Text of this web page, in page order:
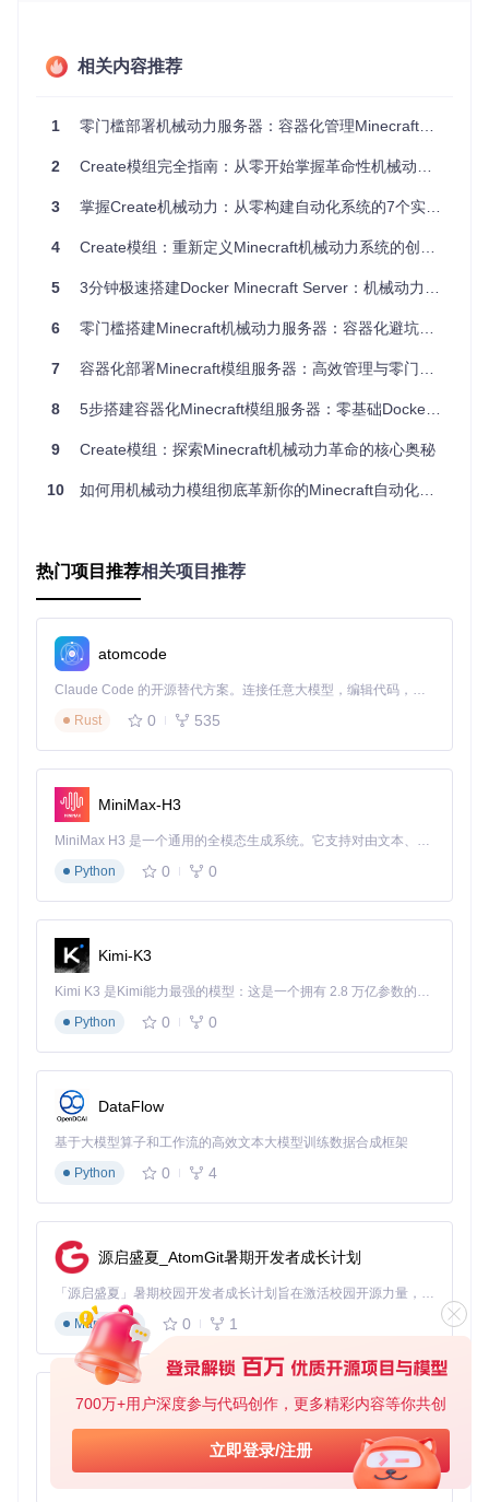
700万+用户深度参与代码创作，更多精彩内容等你共创
立即登录/注册
合。当你看到齿轮转动、传送带运输物品、机械臂精准操作
时，那种成就感是传统红石无法比拟的。
2. 原理探秘：机械动力系统的底层逻辑
2.1 旋转能量：动力的本质
Create的核心是旋转能量（Rotation），它就像现实世界中的
两个关键属性：
转速（RPM）：旋转的速度，决定了机械的运行效率
了系统的稳定性
flowchart LR
    A[动力源] -->|旋转能量| B[传动轴]
    C -->|增速| D[高速低扭矩]
2.2 应力系统：机械的平衡法则
提供应力容量。当系统应力超过容量时，整个机械网络将停止
工作。
public
class StressSystem
// 总应力 = 所有工作机械的应力之和
public
float calculateTotalStress
return
components.stream()
            .mapToFloat(Component::getStressImpact)
            .sum();
    }
// 系统是否过载
return
totalStress > capacity;
    }
常见动力源的应力参数：
动力源
速
量
适用场景
手动曲
柄
风力轴
承
蒸汽引
32 RPM
1024 S
2.3 机械网络：连接的艺术
机械网络是由传动轴、齿轮和机械组件相互连接形成的系统。
在Create中，
路径。
graph TD
    subgraph 机械网络示例
        A[动力源] -->|传动轴| B[齿轮箱]
        B --> C[机械臂]
        B --> D[传送带]
        D --> E[分拣器]
        E --> F[储物箱]
相关内容推荐
1 零门槛部署机械动力服务器：容器化管理Minecraft模组的完整解决方案
2 Create模组完全指南：从零开始掌握革命性机械动力系统
3 掌握Create机械动力：从零构建自动化系统的7个实战技巧
4 Create模组：重新定义Minecraft机械动力系统的创新工具集
5 3分钟极速搭建Docker Minecraft Server：机械动力模组从0到1部署指南
6 零门槛搭建Minecraft机械动力服务器：容器化避坑指南（适合小白的容器化方案）
7 容器化部署Minecraft模组服务器：高效管理与零门槛实践指南
8 5步搭建容器化Minecraft模组服务器：零基础Docker部署指南
9 Create模组：探索Minecraft机械动力革命的核心奥秘
10 如何用机械动力模组彻底革新你的Minecraft自动化系统
热门项目推荐相关项目推荐
atomcode
Claude Code 的开源替代方案。连接任意大模型，编辑代码，运行命令，自动验证 — 全自动执行。用 Rust 构建，极致性能。 ｜ An open-source alternative to Claude Code. Connect any LLM, edit code, run commands, and verify changes — autonomously. Built in Rust for speed. Get Started
Rust
0 535
MiniMax-H3
MiniMax H3 是一个通用的全模态生成系统。它支持对由文本、图像、视频和音频组成的多模态上下文进行统一理解，并能生成分辨率高达 2K、时长可达 15 秒的带原生立体声音频的视频。得益于面向任务泛化的系统设计，H3 在预训练阶段就已具备广泛的多模态上下文理解与生成能力，能够出色地执行复杂的多模态指令。
Python
0 0
Kimi-K3
Kimi K3 是Kimi能力最强的模型：这是一个拥有 2.8 万亿参数的混合专家（MoE）模型，具备原生视觉理解能力，并支持 100 万 token 的上下文窗口。
Python
0 0
DataFlow
基于大模型算子和工作流的高效文本大模型训练数据合成框架
Python
0 4
源启盛夏_AtomGit暑期开发者成长计划
「源启盛夏」暑期校园开发者成长计划旨在激活校园开源力量，通过积分激励、认证扶持、资源倾斜等形式，引导高校组织和开发者完成「入驻 — 建项目 — 做贡献 — 获认证 — 得资源」的完整闭环。无论你是想带领社团入驻平台的组织者，还是希望用代码贡献证明自己的开发者，都能在这里找到属于你的成长路径。
Markdown
0 1
py-xiaozhi
基于Python的Xiaozhi AI，适用于想要完整Xiaozhi体验而无需拥有专用硬件的用户。
Python
0 1